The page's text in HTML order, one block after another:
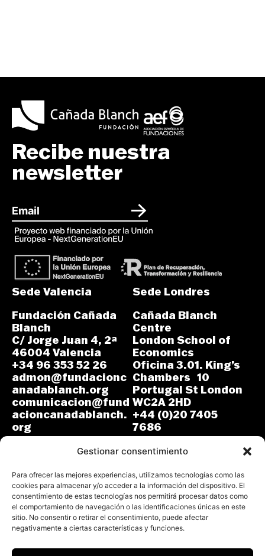
Gestionar consentimiento
Para ofrecer las mejores experiencias, utilizamos tecnologías como las
cookies para almacenar y/o acceder a la información del dispositivo. El
consentimiento de estas tecnologías nos permitirá procesar datos como
el comportamiento de navegación o las identificaciones únicas en este
sitio. No consentir o retirar el consentimiento, puede afectar
negativamente a ciertas características y funciones.
Recibe nuestra
newsletter
Sede Valencia
Fundación Cañada
Blanch
C/ Jorge Juan 4, 2ª
46004 Valencia
+34 96 353 52 26
admon@fundacionc
anadablanch.org
comunicacion@fund
acioncanadablanch.
org
Sede Londres
Cañada Blanch
Centre
London School of
Economics
Oficina 3.01. King’s
Chambers 10
Portugal St London
WC2A 2HD
+44 (0)20 7405
7686
m.osuna-
vergara@lse.ac.uk